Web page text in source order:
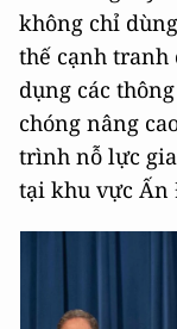
không chỉ
thế cạnh tranh
dụng các
chóng nâng
trình nỗ lực
tại khu vực Ấn